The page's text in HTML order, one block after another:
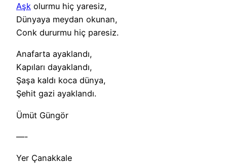
Aşk olurmu hiç yaresiz,
Dünyaya meydan okunan,
Conk dururmu hiç paresiz.
Anafarta ayaklandı,
Kapıları dayaklandı,
Şaşa kaldı koca dünya,
Şehit gazi ayaklandı.
Ümüt Güngör
—-
Yer Çanakkale